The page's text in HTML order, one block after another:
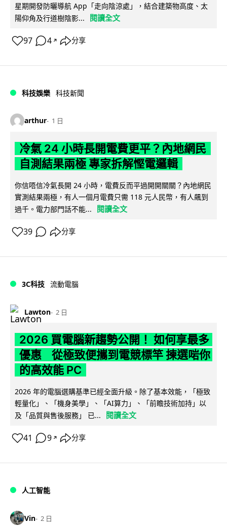
星期開發防曬導航 App「走向陰涼處」，結合建築物高度、太
陽仰角及行道樹陰影...
閱讀全文
97 4 ↗ 分享
科技娛樂 科技新聞
arthur 1 日
冷氣 24 小時長開電費更平？內地網民
自測結果兩極 專家拆解慳電邏輯
你信唔信冷氣長開 24 小時，電費反而平過開開關關？內地網民
實測結果兩極，有人一個月電費只需 118 元人民幣，有人飆到
過千。電力部門話不能...
閱讀全文
39 分享
3C科技 流動電腦
Lawton 2 日
2026 買電腦新趨勢公開！ 如何享最多
優惠 從極致便攜到電競標竿 揀選啱你
的高效能 PC
2026 年的電腦選購基準已經全面升級。除了基本效能，「極致
輕量化」、「機身美學」、「AI算力」、「前瞻技術加持」以
及「品質與售後服務」 已...
閱讀全文
41 9 ↗ 分享
人工智能
Vin 2 日